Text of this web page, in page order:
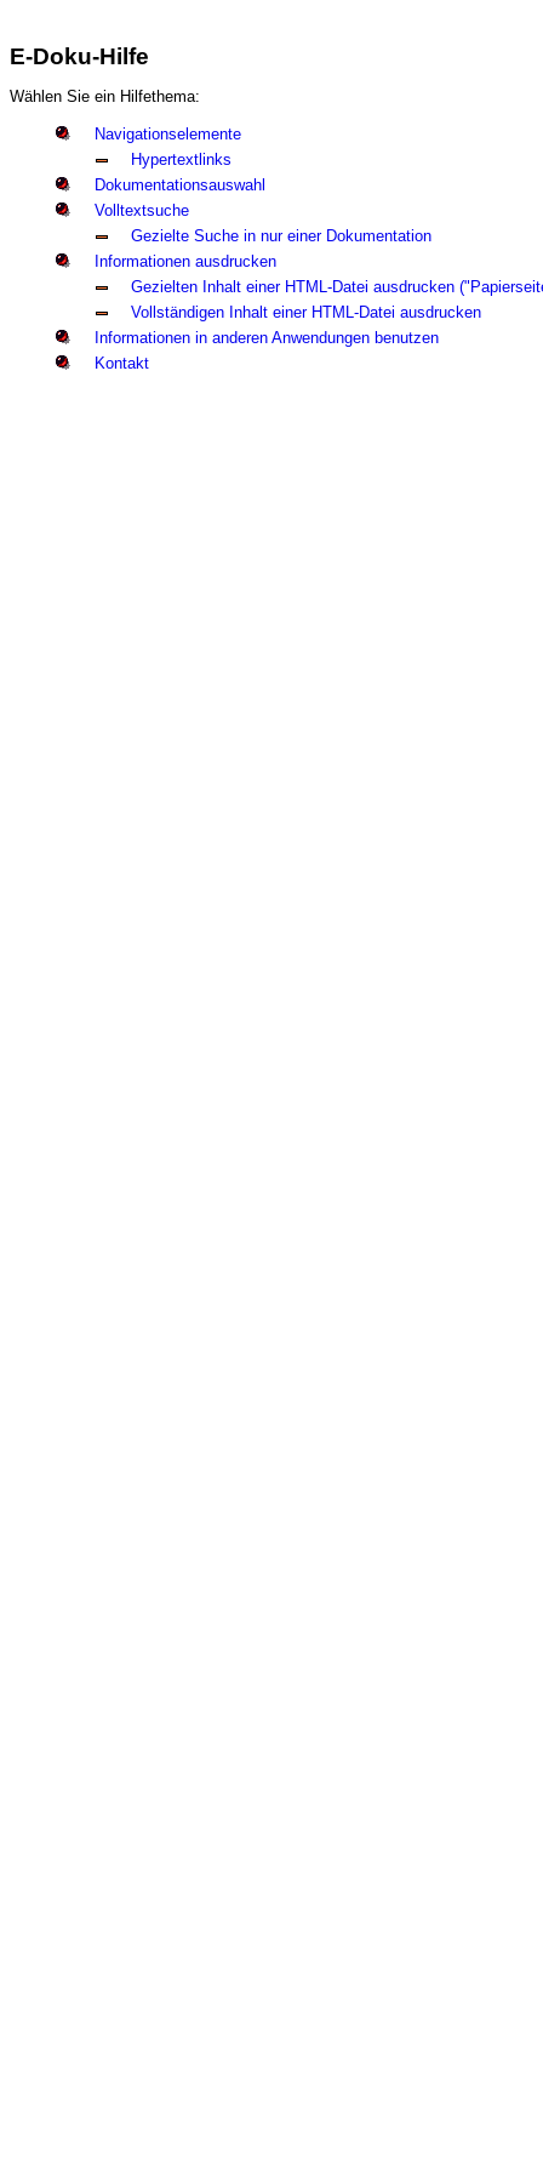
E-Doku-Hilfe
Wählen Sie ein Hilfethema:
Navigationselemente
Hypertextlinks
Dokumentationsauswahl
Volltextsuche
Gezielte Suche in nur einer Dokumentation
Informationen ausdrucken
Gezielten Inhalt einer HTML-Datei ausdrucken
Vollständigen Inhalt einer HTML-Datei ausdrucken
Informationen in anderen Anwendungen benutzen
Kontakt